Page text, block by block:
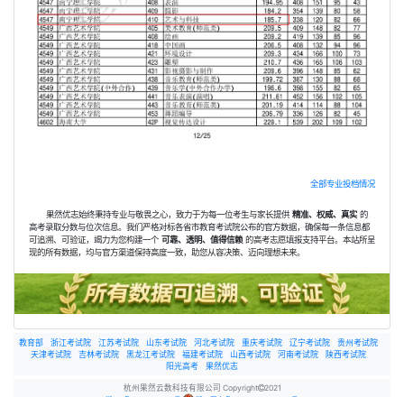
全部专业投档情况
果然优志始终秉持专业与敬畏之心，致力于为每一位考生与家长提供 精准、权威、真实的
高考录取分数与位次信息。我们严格对标各省市教育考试院公布的官方数据，确保每一条信息都
可追溯、可验证，竭力为您构建一个 可靠、透明、值得信赖 的高考志愿填报支持平台。本站所呈
现的所有数据，均与官方渠道保持高度一致，助您从容决策、迈向理想未来。
教育部 浙江考试院 江苏考试院 山东考试院 河北考试院 重庆考试院 辽宁考试院
贵州考试院
天津考试院
吉林考试院 黑龙江考试院 福建考试院 山西考试院 河南考试院
陕西考试院
阳光高考
果然优志
杭州果然云数科技有限公司 Copyright 2021